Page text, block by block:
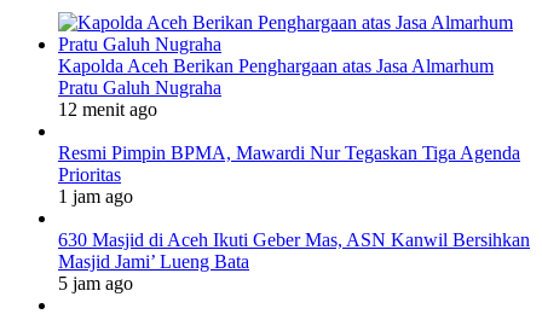
Kapolda Aceh Berikan Penghargaan atas Jasa Almarhum
Pratu Galuh Nugraha
12 menit ago
Resmi Pimpin BPMA, Mawardi Nur Tegaskan Tiga Agenda
Prioritas
1 jam ago
630 Masjid di Aceh Ikuti Geber Mas, ASN Kanwil Bersihkan
Masjid Jami’ Lueng Bata
5 jam ago